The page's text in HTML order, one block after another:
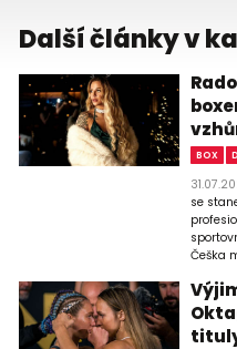
Další články v
BOX
se
Češka